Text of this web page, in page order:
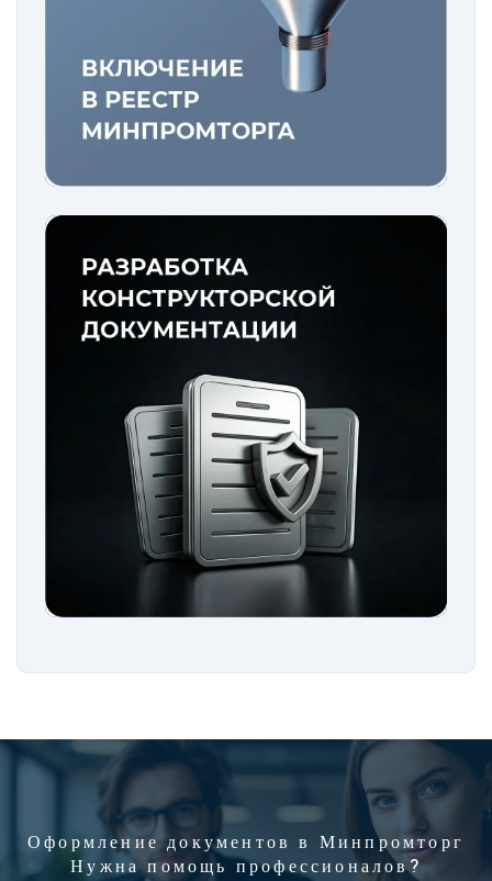
Оформление документов в Минпромторг
Нужна помощь профессионалов?